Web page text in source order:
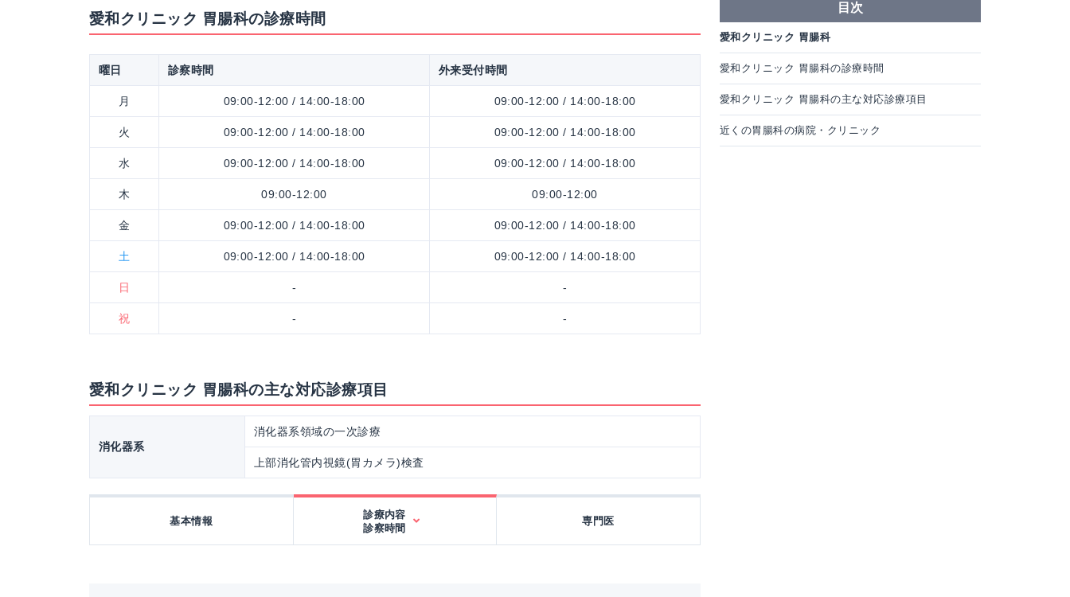
愛和クリニック 胃腸科の診療時間
曜日 診察時間 外来受付時間
月 09:00-12:00 / 14:00-18:00 09:00-12:00 / 14:00-18:00
火 09:00-12:00 / 14:00-18:00 09:00-12:00 / 14:00-18:00
水 09:00-12:00 / 14:00-18:00 09:00-12:00 / 14:00-18:00
木 09:00-12:00 09:00-12:00
金 09:00-12:00 / 14:00-18:00 09:00-12:00 / 14:00-18:00
土 09:00-12:00 / 14:00-18:00 09:00-12:00 / 14:00-18:00
日 - -
祝 - -
愛和クリニック 胃腸科の主な対応診療項目
消化器系
消化器系領域の一次診療
上部消化管内視鏡(胃カメラ)検査
基本情報
診療内容
診察時間
専門医
目次
愛和クリニック 胃腸科
愛和クリニック 胃腸科の診療時間
愛和クリニック 胃腸科の主な対応診療項目
近くの胃腸科の病院・クリニック